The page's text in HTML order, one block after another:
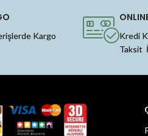
Kargo
Kredi
Taksit